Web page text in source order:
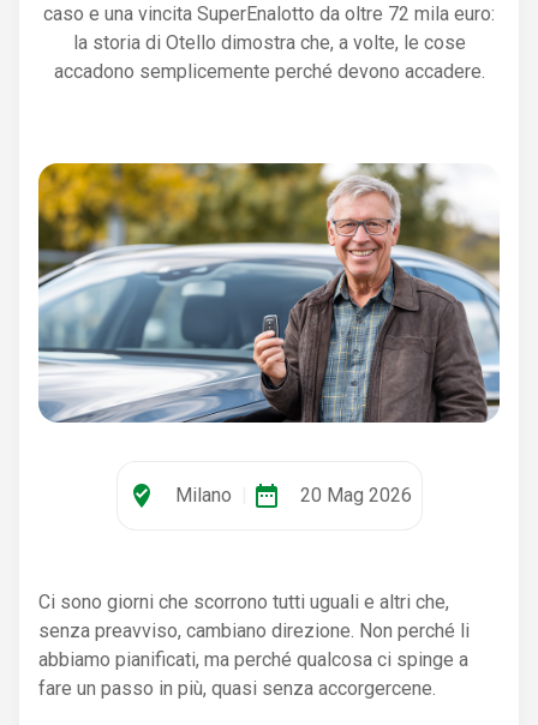
caso e una vincita SuperEnalotto da oltre 72 mila euro:
la storia di Otello dimostra che, a volte, le cose
accadono semplicemente perché devono accadere.
where_to_vote Milano date_range 20 Mag 2026
Ci sono giorni che scorrono tutti uguali e altri che,
senza preavviso, cambiano direzione. Non perché li
abbiamo pianificati, ma perché qualcosa ci spinge a
fare un passo in più, quasi senza accorgercene.